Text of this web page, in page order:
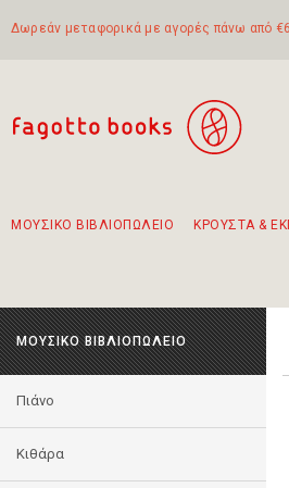
Δωρεάν μεταφορικά με αγορές πάνω από
ΜΟΥΣΙΚΟ ΒΙΒΛΙΟΠΩΛΕΙΟ ΚΡΟΥΣΤΑ &
ΜΟΥΣΙΚΟ ΒΙΒΛΙΟΠΩΛΕΙΟ
Πιάνο
Κιθάρα